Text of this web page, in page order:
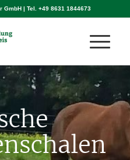
GmbH | Tel. +49 8631 1844673